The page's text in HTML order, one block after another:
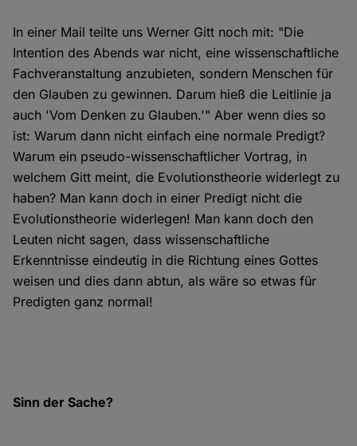
In einer Mail teilte uns Werner Gitt noch mit: "Die
Intention des Abends war nicht, eine wissenschaftliche
Fachveranstaltung anzubieten, sondern Menschen für
den Glauben zu gewinnen. Darum hieß die Leitlinie ja
auch 'Vom Denken zu Glauben.'" Aber wenn dies so
ist: Warum dann nicht einfach eine normale Predigt?
Warum ein pseudo-wissenschaftlicher Vortrag, in
welchem Gitt meint, die Evolutionstheorie widerlegt zu
haben? Man kann doch in einer Predigt nicht die
Evolutionstheorie widerlegen! Man kann doch den
Leuten nicht sagen, dass wissenschaftliche
Erkenntnisse eindeutig in die Richtung eines Gottes
weisen und dies dann abtun, als wäre so etwas für
Predigten ganz normal!
Sinn der Sache?